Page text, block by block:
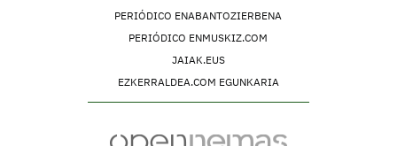
PERIÓDICO ENABANTOZIERBENA
PERIÓDICO ENMUSKIZ.COM
JAIAK.EUS
EZKERRALDEA.COM EGUNKARIA